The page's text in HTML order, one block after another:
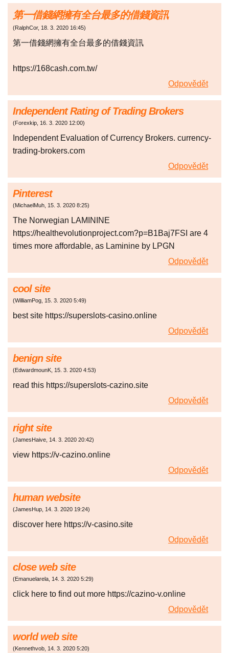
第一借錢網擁有全台最多的借錢資訊
(RalphCor, 18. 3. 2020 16:45)
第一借錢網擁有全台最多的借錢資訊
https://168cash.com.tw/
Odpovědět
Independent Rating of Trading Brokers
(Forexkip, 16. 3. 2020 12:00)
Independent Evaluation of Currency Brokers. currency-
trading-brokers.com
Odpovědět
Pinterest
(MichaelMuh, 15. 3. 2020 8:25)
The Norwegian LAMININE
https://healthevolutionproject.com?p=B1Baj7FSI are 4
times more affordable, as Laminine by LPGN
Odpovědět
cool site
(WilliamPog, 15. 3. 2020 5:49)
best site https://superslots-casino.online
Odpovědět
benign site
(EdwardmounK, 15. 3. 2020 4:53)
read this https://superslots-cazino.site
Odpovědět
right site
(JamesHaive, 14. 3. 2020 20:42)
view https://v-cazino.online
Odpovědět
human website
(JamesHup, 14. 3. 2020 19:24)
discover here https://v-casino.site
Odpovědět
close web site
(Emanuelarela, 14. 3. 2020 5:29)
click here to find out more https://cazino-v.online
Odpovědět
world web site
(Kennethvob, 14. 3. 2020 5:20)